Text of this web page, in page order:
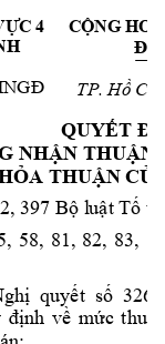
C 4 CỘNG
TP. Hồ
QUYẾT
NHẬN THUẬN
THUẬN CỦ
397 Bộ luật Tố
58, 81, 82, 83,
quyết  số
định về mức thu,